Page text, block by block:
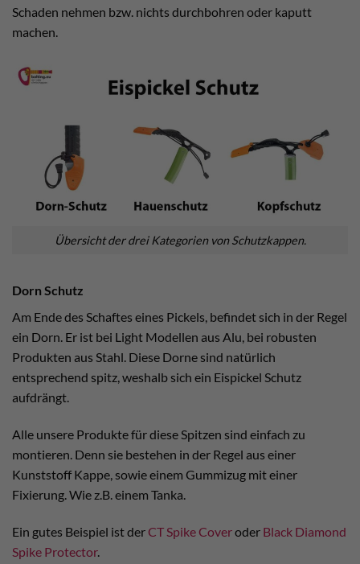
Schaden nehmen bzw. nichts durchbohren oder kaputt
machen.
Übersicht der drei Kategorien von Schutzkappen.
Dorn Schutz
Am Ende des Schaftes eines Pickels, befindet sich in der Regel
ein Dorn. Er ist bei Light Modellen aus Alu, bei robusten
Produkten aus Stahl. Diese Dorne sind natürlich
entsprechend spitz, weshalb sich ein Eispickel Schutz
aufdrängt.
Alle unsere Produkte für diese Spitzen sind einfach zu
montieren. Denn sie bestehen in der Regel aus einer
Kunststoff Kappe, sowie einem Gummizug mit einer
Fixierung. Wie z.B. einem Tanka.
Ein gutes Beispiel ist derCT Spike Coveroder Black Diamond
Spike Protector.